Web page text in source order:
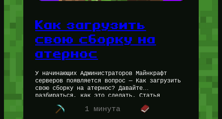
Как загрузить
свою сборку на
атернос
У начинающих Администраторов Майнкрафт
серверов появляется вопрос — Как загрузить
свою сборку на атернос? Давайте
разбираться, как это сделать. Статья
написана Администратором Майнкрафт серверов
Петром (for_users) с опытом в создании…
1 минута